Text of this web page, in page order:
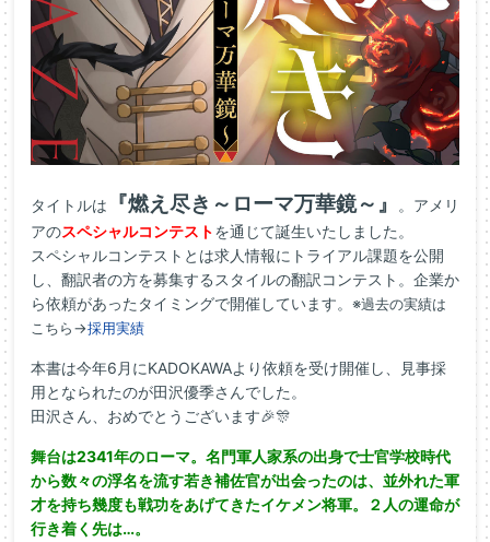
タイトルは 『燃え尽き～ローマ万華鏡～』
。アメリ
アのスペシャルコンテストを通じて誕生いたしました。
スペシャルコンテストとは求人情報にトライアル課題を公開
し、翻訳者の方を募集するスタイルの翻訳コンテスト。企業か
ら依頼があったタイミングで開催しています。 ※過去の実績は
こちら→採用実績
本書は今年6月にKADOKAWAより依頼を受け開催し、見事採
用となられたのが田沢優季さんでした。
田沢さん、おめでとうございます🎉🎊
舞台は2341年のローマ。名門軍人家系の出身で士官学校時代
から数々の浮名を流す若き補佐官が出会ったのは、並外れた軍
才を持ち幾度も戦功をあげてきたイケメン将軍。２人の運命が
行き着く先は…。